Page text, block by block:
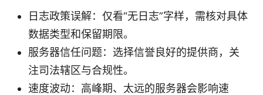
日志政策误解：仅看“无日志”字样，需核对具体
数据类型和保留期限。
服务器信任问题：选择信誉良好的提供商，关
注司法辖区与合规性。
速度波动：高峰期、太远的服务器会影响速